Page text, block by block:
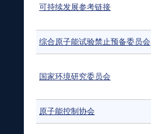
可持续发展参考链接
综合原子能试验禁止预备委员会
国家环境研究委员会
原子能控制协会